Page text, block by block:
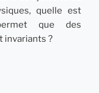
quelle est
que des
invariants ?